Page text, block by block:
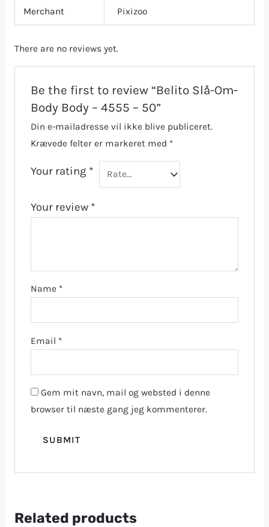
Merchant Pixizoo
There are no reviews yet.
Be the first to review “Belito Slå-Om-
Body Body – 4555 – 50”
Din e-mailadresse vil ikke blive publiceret.
Krævede felter er markeret med *
Your rating *
Your review *
Name *
Email *
Gem mit navn, mail og websted i denne
browser til næste gang jeg kommenterer.
Related products